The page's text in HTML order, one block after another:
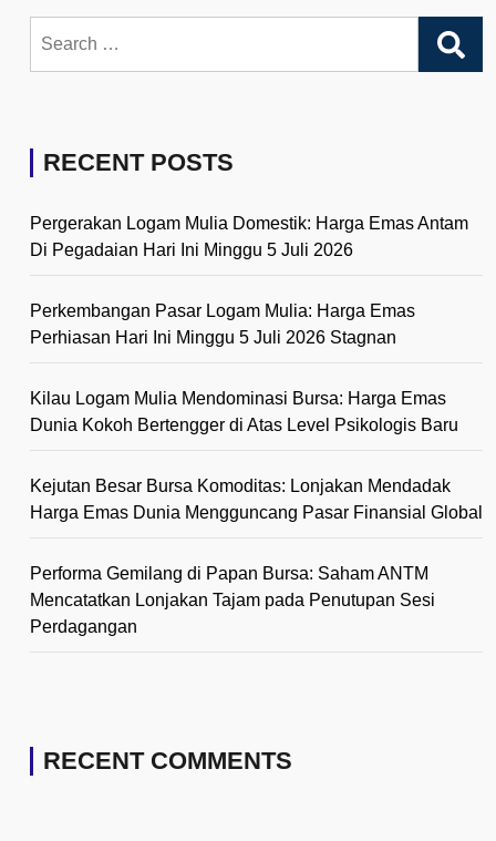
for:
RECENT POSTS
Pergerakan Logam Mulia Domestik: Harga Emas Antam
Di Pegadaian Hari Ini Minggu 5 Juli 2026
Perkembangan Pasar Logam Mulia: Harga Emas
Perhiasan Hari Ini Minggu 5 Juli 2026 Stagnan
Kilau Logam Mulia Mendominasi Bursa: Harga Emas
Dunia Kokoh Bertengger di Atas Level Psikologis Baru
Kejutan Besar Bursa Komoditas: Lonjakan Mendadak
Harga Emas Dunia Mengguncang Pasar Finansial Global
Performa Gemilang di Papan Bursa: Saham ANTM
Mencatatkan Lonjakan Tajam pada Penutupan Sesi
Perdagangan
RECENT COMMENTS